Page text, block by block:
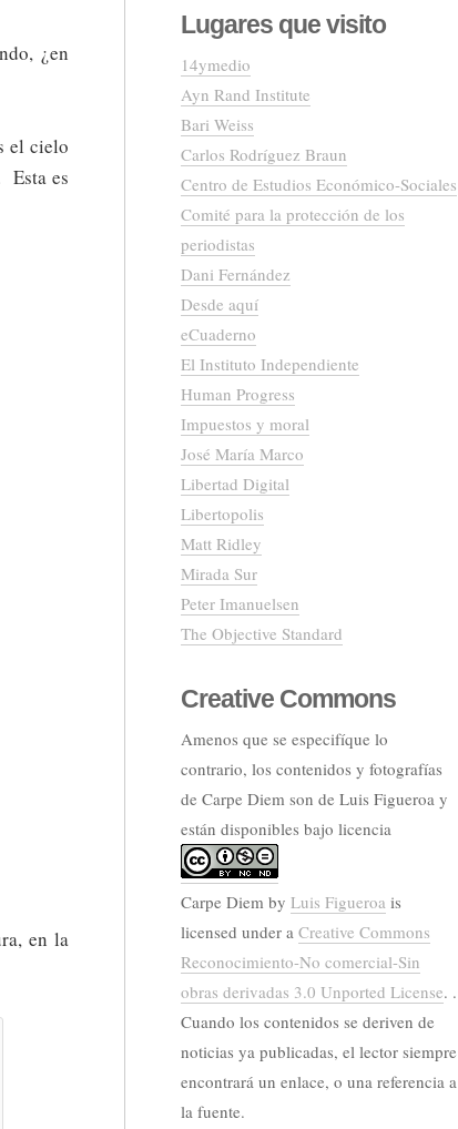
¿en
el cielo
Esta es
en la
Lugares que visito
14ymedio
Ayn Rand Institute
Bari Weiss
Carlos Rodríguez Braun
Centro de Estudios Económico-Sociales
Comité para la protección de los
periodistas
Dani Fernández
Desde aquí
eCuaderno
El Instituto Independiente
Human Progress
Impuestos y moral
José María Marco
Libertad Digital
Libertopolis
Matt Ridley
Mirada Sur
Peter Imanuelsen
The Objective Standard
Creative Commons
Amenos que se especifíque lo
contrario, los contenidos y fotografías
de Carpe Diem son de Luis Figueroa y
están disponibles bajo licencia
Carpe Diem by Luis Figueroa is
licensed under a Creative Commons
Reconocimiento-No comercial-Sin
obras derivadas 3.0 Unported License. .
Cuando los contenidos se deriven de
noticias ya publicadas, el lector siempre
encontrará un enlace, o una referencia a
la fuente.